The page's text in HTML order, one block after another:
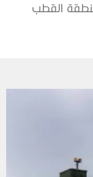
القطب